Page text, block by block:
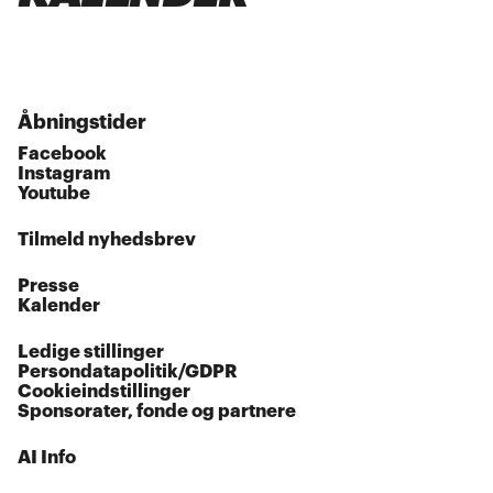
Åbningstider
Facebook
Instagram
Youtube
Tilmeld nyhedsbrev
Presse
Kalender
Ledige stillinger
Persondatapolitik/GDPR
Cookieindstillinger
Sponsorater, fonde og partnere
AI Info